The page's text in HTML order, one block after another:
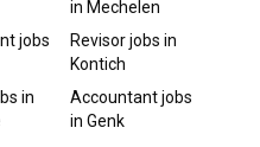
in Mechelen
jobs
Revisorjobs in
Kontich
in
Accountantjobs
in Genk